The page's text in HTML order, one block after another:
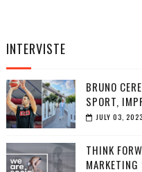
INTERVISTE
BRUNO
SPORT,
JULY 03, 2023
THINK